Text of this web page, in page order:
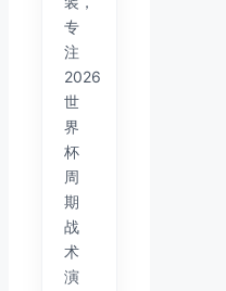
专
注
2026
世
界
杯
周
期
战
术
演